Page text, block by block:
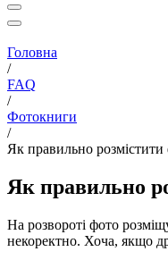
Головна
/
FAQ
/
Фотокниги
/
Як правильно розмістити
Як правильно
На розвороті фото
некоректно. Хоча, якщо